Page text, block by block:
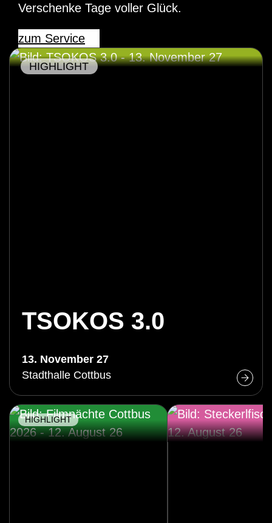
Verschenke Tage voller Glück.
zum Service
HIGHLIGHT
TSOKOS 3.0
13. November 27
Stadthalle Cottbus
HIGHLIGHT